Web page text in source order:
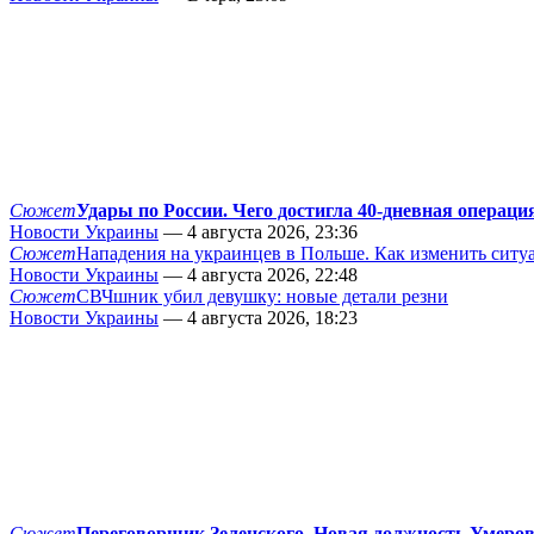
СюжетУдары по России. Чего достигла 40-дневная
Новости Украины — 4 августа 2026, 23:36
СюжетНападения на украинцев в Польше. Как изменить
Новости Украины — 4 августа 2026, 22:48
СюжетСВЧшник убил девушку: новые детали резни
Новости Украины — 4 августа 2026, 18:23